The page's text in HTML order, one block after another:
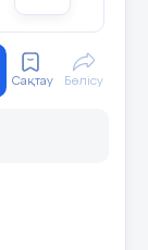
Сақтау Бөлісу